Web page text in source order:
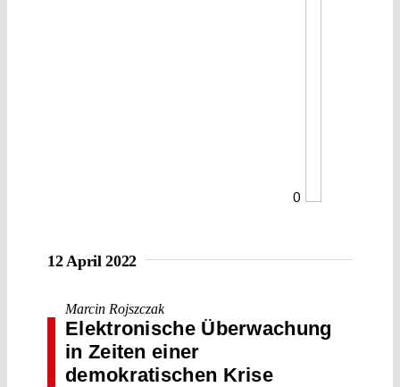
0
12 April 2022
Marcin Rojszczak
Elektronische Überwachung
in Zeiten einer
demokratischen Krise